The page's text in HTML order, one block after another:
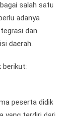
salah satu
adanya
dan
daerah.
berikut:
peserta didik